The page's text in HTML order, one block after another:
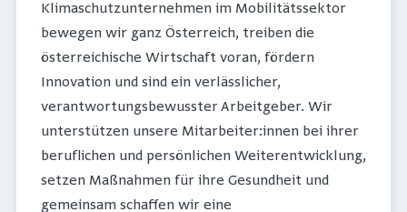
Klimaschutzunternehmen im Mobilitätssektor
bewegen wir ganz Österreich, treiben die
österreichische Wirtschaft voran, fördern
Innovation und sind ein verlässlicher,
verantwortungsbewusster Arbeitgeber. Wir
unterstützen unsere Mitarbeiter:innen bei ihrer
beruflichen und persönlichen Weiterentwicklung,
setzen Maßnahmen für ihre Gesundheit und
gemeinsam schaffen wir eine